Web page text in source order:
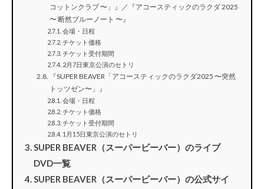
コットンクラブ 〜」』／『アコースティックのラクダ 2025
〜 断然ブルーノート 〜』
会場・日程
チケット価格
チケット受付期間
2月7日東京公演のセトリ
『SUPER BEAVER「アコースティックのラクダ2025 〜突然
トッツゼン〜」』
会場・日程
チケット価格
チケット受付期間
1月15日東京公演のセトリ
SUPER BEAVER（スーパービーバー）のライブ
DVD一覧
SUPER BEAVER（スーパービーバー）の公式サイ